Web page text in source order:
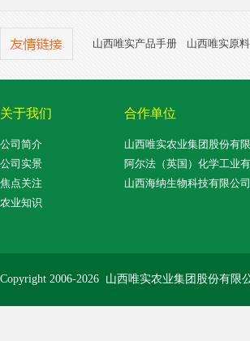
山西唯实产品手册 山西唯实原
关于我们 合作单位
公司简介
公司实景
焦点关注
农业知识
山西唯实农业集团股份有
阿尔法（英国）化学工业
山西海纳生物科技有限公司
Copyright 2006-2026 山西唯实农业集团股份有限